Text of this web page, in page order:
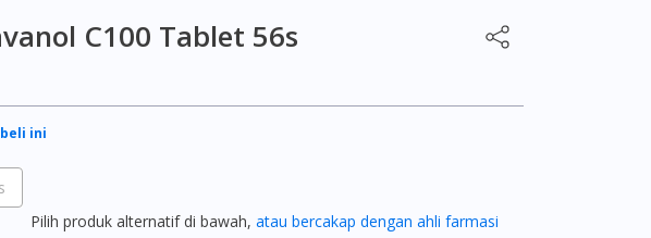
C100 Tablet 56s
ini
Pilih produk alternatif di bawah,atau bercakap dengan ahli farmasi